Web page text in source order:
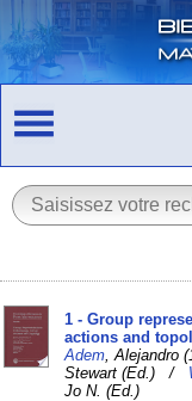
1 - Group
actions and
Adem ,
Stewart (Ed.) /
Jo N. (Ed.)